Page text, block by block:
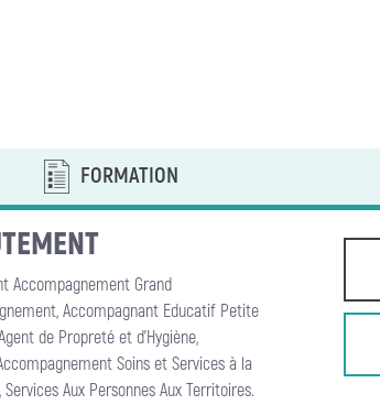
FORMATION
Accompagnement Grand
Accompagnant Educatif Petite
de Propreté et d’Hygiène,
Soins et Services à la
Services Aux Personnes Aux Territoires.